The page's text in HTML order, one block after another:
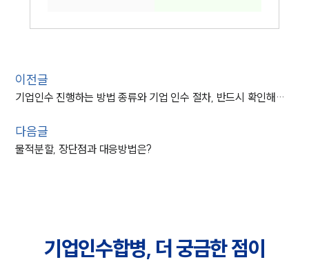
이전글
기업인수 진행하는 방법 종류와 기업 인수 절차, 반드시 확인해야 할 사항
다음글
물적분할, 장단점과 대응방법은?
기업인수합병, 더 궁금한 점이